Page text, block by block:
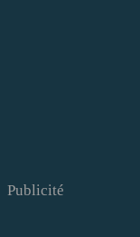
Publicité